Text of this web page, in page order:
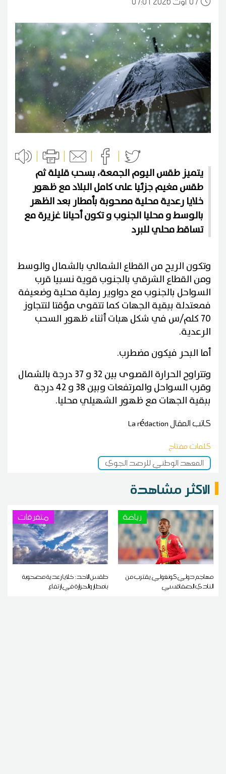
يتميز طقس اليوم الجمعة، بسحب قليلة ثم
طقس مغيم جزئيا على كامل البلاد مع ظهور
خلايا رعدية محلية مصحوبة بأمطار بعد الظهر
بالوسط و محليا الجنوب و تكون أحيانا غزيرة مع
تساقط محلي للبرد
وتكون الريح من القطاع الشمالي بالشمال والوسط
ومن القطاع الشرقي بالجنوب قوية نسبيا قرب
السواحل بالجنوب مع دواوير رملية محلية وضعيفة
فمعتدلة ببقية الجهات كما تتقوى مؤقتا لتتجاوز
70 كلم/س في شكل هبات أثناء ظهور السحب
الرعدية.
أما البحر فيكون مضطرب.
وتتراوح الحرارة القصوى بين 32 و 37 درجة بالشمال
وقرب السواحل والمرتفعات وبين 38 و 42 درجة
ببقية الجهات مع ظهور الشهيلي محليا.
كاتب المقالLa rédaction
كلمات مفتاح
المعهد الوطني للرصد الجوي
الاكثر مشاهدة
رياضة
مهاجم دولي كونغولي يقترب من
النادي الصفاقسي
متفرقات
طقس الأحد: خلايا رعدية مصحوبة
بأمطار والحرارة في ارتفاع